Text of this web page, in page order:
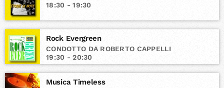
18:30 - 19:30
Rock Evergreen
CONDOTTO DA ROBERTO CAPPELLI
19:30 - 20:30
Musica Timeless